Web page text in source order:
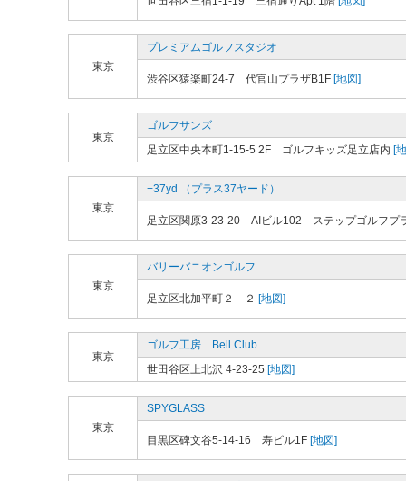
東京
プレミアムゴルフスタジオ
渋谷区猿楽町24-7 代官山プラザB1F [地図]
東京
ゴルフサンズ
足立区中央本町1-15-5 2F ゴルフキッズ足立店内 [
東京
+37yd （プラス37ヤード）
足立区関原3-23-20 AIビル102 ステップゴルフプ
東京
バリーバニオンゴルフ
足立区北加平町２－２ [地図]
東京
ゴルフ工房 Bell Club
世田谷区上北沢 4-23-25 [地図]
東京
SPYGLASS
目黒区碑文谷5-14-16 寿ビル1F [地図]